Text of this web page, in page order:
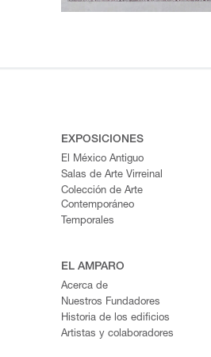
EXPOSICIONES
El México Antiguo
Salas de Arte Virreinal
Colección de Arte
Contemporáneo
Temporales
EL AMPARO
Acerca de
Nuestros Fundadores
Historia de los edificios
Artistas y colaboradores